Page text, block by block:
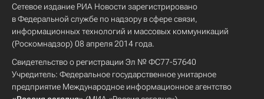
Сетевое издание РИА Новости зарегистрировано
в Федеральной службе по надзору в сфере связи,
информационных технологий и массовых коммуникаций
(Роскомнадзор) 08 апреля 2014 года.
Свидетельство о регистрации Эл № ФС77-57640
Учредитель: Федеральное государственное унитарное
предприятие Международное информационное агентство